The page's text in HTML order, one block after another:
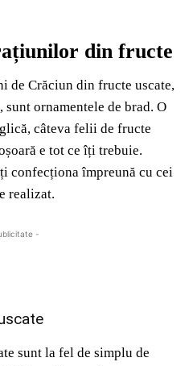
din fructe
de Crăciun din fructe uscate,
ornamentele de brad. O
câteva felii de fructe
e tot ce îți trebuie.
confecționa împreună cu cei
realizat.
-
sunt la fel de simplu de